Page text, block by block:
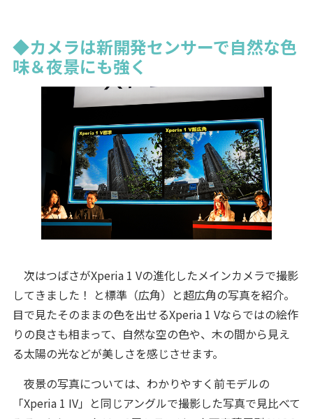
◆カメラは新開発センサーで自然な色
味＆夜景にも強く
次はつばさがXperia 1 Vの進化したメインカメラで撮影
してきました！ と標準（広角）と超広角の写真を紹介。
目で見たそのままの色を出せるXperia 1 Vならではの絵作
りの良さも相まって、自然な空の色や、木の間から見え
る太陽の光などが美しさを感じさせます。
夜景の写真については、わかりやすく前モデルの
「Xperia 1 IV」と同じアングルで撮影した写真で見比べて